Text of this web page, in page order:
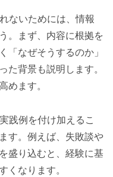
ないためには、情報
。まず、内容に根拠を
「なぜそうするのか」
た背景も説明します。
めます。
践例を付け加えるこ
す。例えば、失敗談や
盛り込むと、経験に基
くなります。